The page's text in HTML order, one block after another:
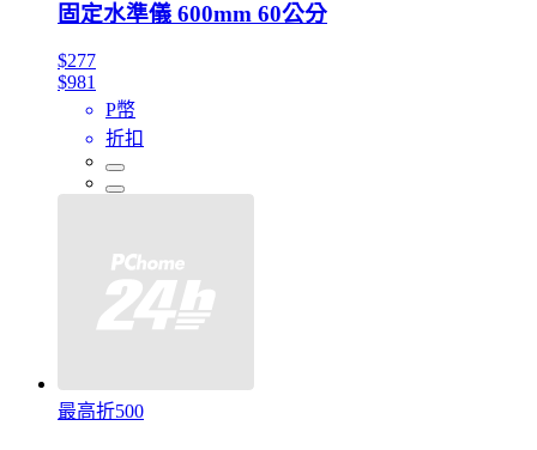
固定水準儀 600mm 60公分
$277
$981
P幣
折扣
最高折500